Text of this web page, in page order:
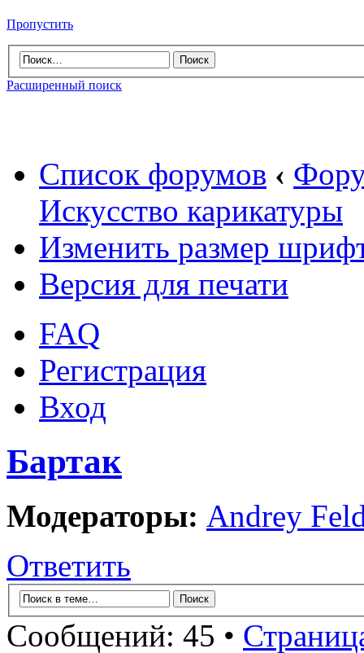
Пропустить
Расширенный поиск
Список форумов ‹
Искусство карикатуры
Изменить размер
Версия для печати
FAQ
Регистрация
Вход
Бартак
Модераторы: Andrey
Ответить
Сообщений: 45 •